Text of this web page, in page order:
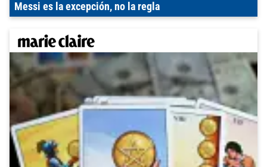
Messi es la excepción, no la regla